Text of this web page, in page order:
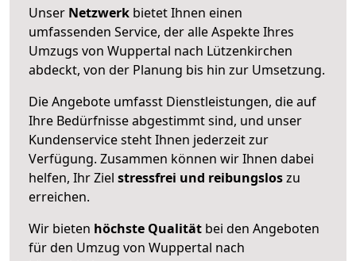
Unser Netzwerk bietet Ihnen einen
umfassenden Service, der alle Aspekte Ihres
Umzugs von Wuppertal nach Lützenkirchen
abdeckt, von der Planung bis hin zur Umsetzung.
Die Angebote umfasst Dienstleistungen, die auf
Ihre Bedürfnisse abgestimmt sind, und unser
Kundenservice steht Ihnen jederzeit zur
Verfügung. Zusammen können wir Ihnen dabei
helfen, Ihr Ziel stressfrei und reibungsloszu
erreichen.
Wir bieten höchste Qualität bei den Angeboten
für den Umzug von Wuppertal nach